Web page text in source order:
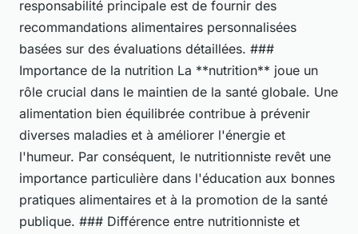
responsabilité principale est de fournir des
recommandations alimentaires personnalisées
basées sur des évaluations détaillées. ###
Importance de la nutrition La **nutrition** joue un
rôle crucial dans le maintien de la santé globale. Une
alimentation bien équilibrée contribue à prévenir
diverses maladies et à améliorer l'énergie et
l'humeur. Par conséquent, le nutritionniste revêt une
importance particulière dans l'éducation aux bonnes
pratiques alimentaires et à la promotion de la santé
publique. ### Différence entre nutritionniste et